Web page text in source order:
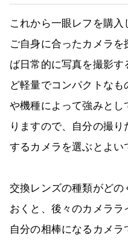
これから一眼レフを購
ご自身に合ったカメラを
ば日常的に写真を撮影
ど軽量でコンパクトな
や機種によって強みと
りますので、自分の撮
するカメラを選ぶとよい
交換レンズの種類がどの
おくと、後々のカメラ
自分の相棒になるカメラ